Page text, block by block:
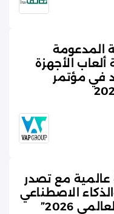
المدعومة
الأجهزة
في مؤتمر
عالمية مع تصدر
الاصطناعي
2026”